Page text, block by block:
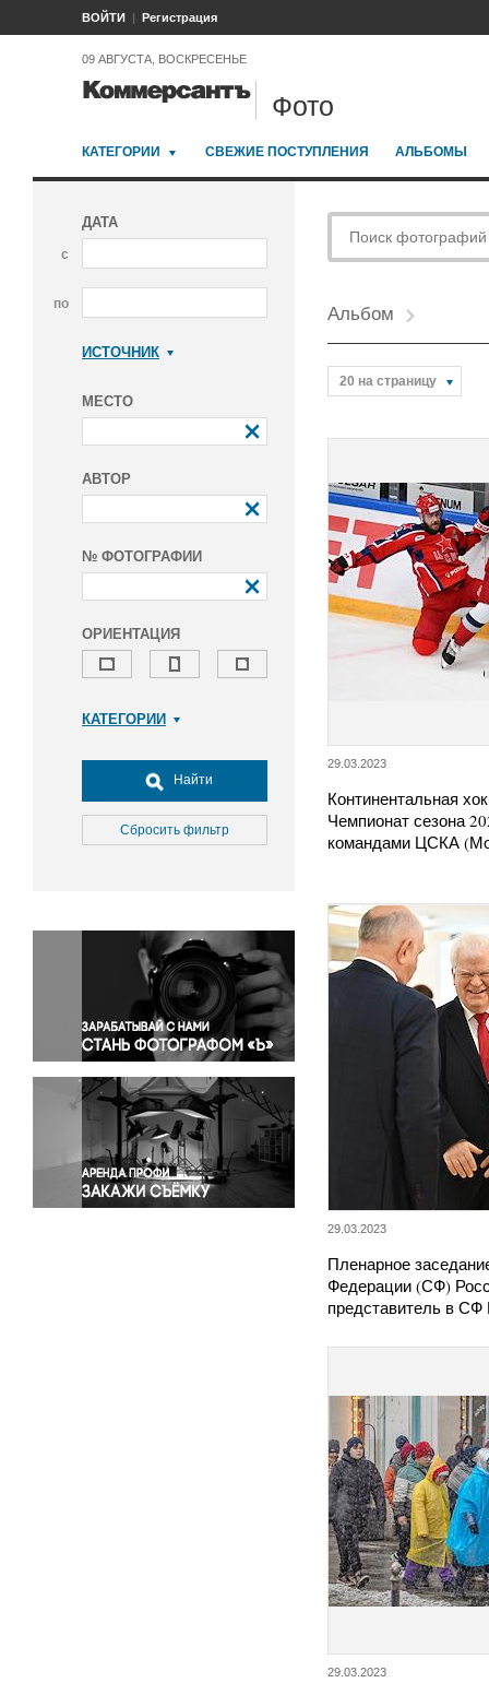
ВОЙТИ Регистрация
09 АВГУСТА, ВОСКРЕСЕНЬЕ
Фото
КАТЕГОРИИ СВЕЖИЕ ПОСТУПЛЕНИЯ АЛЬБОМЫ
ДАТА
с
по
ИСТОЧНИК
МЕСТО
АВТОР
№ ФОТОГРАФИИ
ОРИЕНТАЦИЯ
КАТЕГОРИИ
Досуг, туризм и отдых
Культура
Медицина
Окружающая среда
Политика
Правосудие
Происшествия и конфликты
Религия
Светская жизнь
Спорт
Экология
Экономика и бизнес
Найти
Сбросить фильтр
Альбом
20 на страницу
29.03.2023
Континентальная
Чемпионат сезона
командами ЦСКА
29.03.2023
Пленарное
Федерации (СФ)
представитель в
29.03.2023